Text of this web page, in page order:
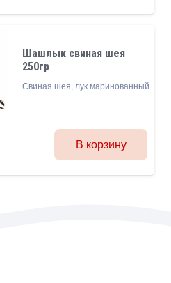
Шашлык свиная шея
250гр
Свиная шея, лук маринованный
В корзину